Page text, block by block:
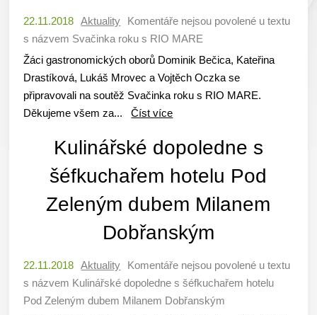
22.11.2018 Aktuality Komentáře nejsou povolené u textu
s názvem Svačinka roku s RIO MARE
Žáci gastronomických oborů Dominik Bečica, Kateřina
Drastíková, Lukáš Mrovec a Vojtěch Oczka se
připravovali na soutěž Svačinka roku s RIO MARE.
Děkujeme všem za...Číst více
Kulinářské dopoledne s
šéfkuchařem hotelu Pod
Zeleným dubem Milanem
Dobřanským
22.11.2018 Aktuality Komentáře nejsou povolené u textu
s názvem Kulinářské dopoledne s šéfkuchařem hotelu
Pod Zeleným dubem Milanem Dobřanským